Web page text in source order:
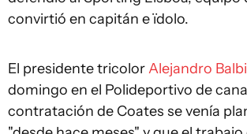
convirtió en capitán e ïdolo.
El presidente tricolorAlejandro Balbi
domingo en el Polideportivo de
contratación de Coates se venía